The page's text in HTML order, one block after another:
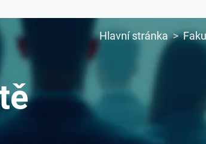
Hlavní stránka